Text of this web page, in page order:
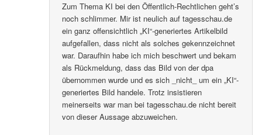
Zum Thema KI bei den Öffentlich-Rechtlichen geht’s
noch schlimmer. Mir ist neulich auf tagesschau.de
ein ganz offensichtlich „KI“-generiertes Artikelbild
aufgefallen, dass nicht als solches gekennzeichnet
war. Daraufhin habe ich mich beschwert und bekam
als Rückmeldung, dass das Bild von der dpa
übernommen wurde und es sich _nicht_ um ein „KI“-
generiertes Bild handele. Trotz insistieren
meinerseits war man bei tagesschau.de nicht bereit
von dieser Aussage abzuweichen.